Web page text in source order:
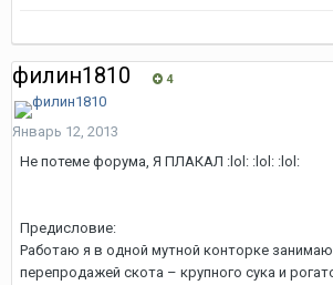
филин1810 4
Январь 12, 2013
Не потеме форума, Я ПЛАКАЛ :lol: :lol: :lol:
Предисловие:
Работаю я в одной мутной конторке
перепродажей скота – крупного сука и